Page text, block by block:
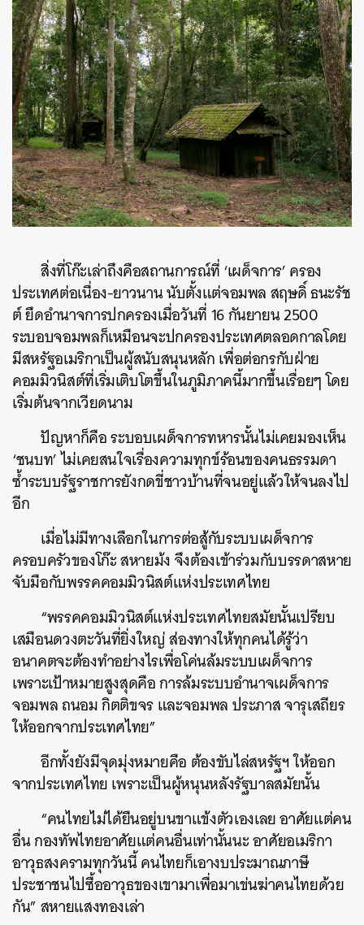
สิ่งที่โก๊ะเล่าถึงคือสถานการณ์ที่ ‘เผด็จการ’ ครอง
ประเทศต่อเนื่อง-ยาวนาน นับตั้งแต่จอมพล สฤษดิ์ ธนะรัช
ต์ ยึดอำนาจการปกครองเมื่อวันที่ 16 กันยายน 2500
ระบอบจอมพลก็เหมือนจะปกครองประเทศตลอดกาลโดย
มีสหรัฐอเมริกาเป็นผู้สนับสนุนหลัก เพื่อต่อกรกับฝ่าย
คอมมิวนิสต์ที่เริ่มเติบโตขึ้นในภูมิภาคนี้มากขึ้นเรื่อยๆ โดย
เริ่มต้นจากเวียดนาม
ปัญหาก็คือ ระบอบเผด็จการทหารนั้นไม่เคยมองเห็น
‘ชนบท’ ไม่เคยสนใจเรื่องความทุกข์ร้อนของคนธรรมดา
ซ้ำระบบรัฐราชการยังกดขี่ชาวบ้านที่จนอยู่แล้วให้จนลงไป
อีก
เมื่อไม่มีทางเลือกในการต่อสู้กับระบบเผด็จการ
ครอบครัวของโก๊ะ สหายม้ง จึงต้องเข้าร่วมกับบรรดาสหาย
จับมือกับพรรคคอมมิวนิสต์แห่งประเทศไทย
“พรรคคอมมิวนิสต์แห่งประเทศไทยสมัยนั้นเปรียบ
เสมือนดวงตะวันที่ยิ่งใหญ่ ส่องทางให้ทุกคนได้รู้ว่า
อนาคตจะต้องทำอย่างไรเพื่อโค่นล้มระบบเผด็จการ
เพราะเป้าหมายสูงสุดคือ การล้มระบบอํานาจเผด็จการ
จอมพล ถนอม กิตติขจร และจอมพล ประภาส จารุเสถียร
ให้ออกจากประเทศไทย”
อีกทั้งยังมีจุดมุ่งหมายคือ ต้องขับไล่สหรัฐฯ ให้ออก
จากประเทศไทย เพราะเป็นผู้หนุนหลังรัฐบาลสมัยนั้น
“คนไทยไม่ได้ยืนอยู่บนขาแข้งตัวเองเลย อาศัยแต่คน
อื่น กองทัพไทยอาศัยแต่คนอื่นเท่านั้นนะ อาศัยอเมริกา
อาวุธสงครามทุกวันนี้ คนไทยก็เอางบประมาณภาษี
ประชาชนไปซื้ออาวุธของเขามาเพื่อมาเข่นฆ่าคนไทยด้วย
กัน” สหายแสงทองเล่า